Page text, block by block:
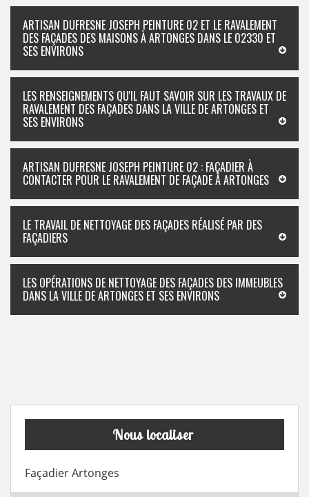
ARTISAN DUFRESNE JOSEPH PEINTURE 02 ET LE RAVALEMENT
DES FAÇADES DES MAISONS À ARTONGES DANS LE 02330 ET
SES ENVIRONS
LES RENSEIGNEMENTS QU'IL FAUT SAVOIR SUR LES TRAVAUX DE
RAVALEMENT DES FAÇADES DANS LA VILLE DE ARTONGES ET
SES ENVIRONS
ARTISAN DUFRESNE JOSEPH PEINTURE 02 : FAÇADIER À
CONTACTER POUR LE RAVALEMENT DE FAÇADE À ARTONGES
LE TRAVAIL DE NETTOYAGE DES FAÇADES RÉALISÉ PAR DES
FAÇADIERS
LES OPÉRATIONS DE NETTOYAGE DES FAÇADES DES IMMEUBLES
DANS LA VILLE DE ARTONGES ET SES ENVIRONS
Nous localiser
Façadier Artonges